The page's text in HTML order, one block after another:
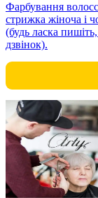
Фарбування
стрижка жіноча і
(будь ласка
дзвінок).